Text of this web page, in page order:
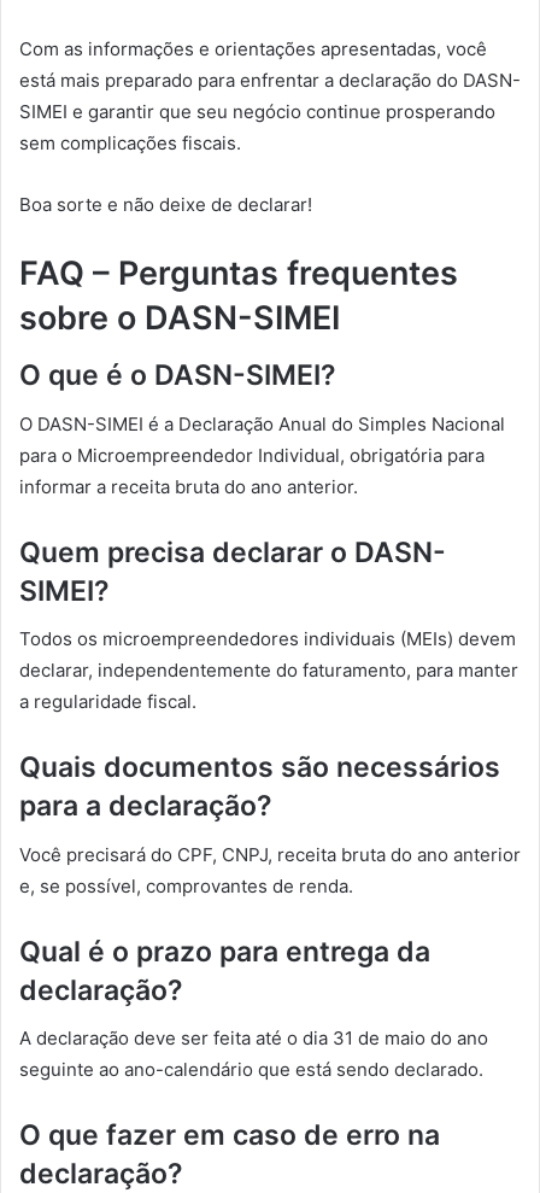
Com as informações e orientações apresentadas, você
está mais preparado para enfrentar a declaração do DASN-
SIMEI e garantir que seu negócio continue prosperando
sem complicações fiscais.
Boa sorte e não deixe de declarar!
FAQ – Perguntas frequentes
sobre o DASN-SIMEI
O que é o DASN-SIMEI?
O DASN-SIMEI é a Declaração Anual do Simples Nacional
para o Microempreendedor Individual, obrigatória para
informar a receita bruta do ano anterior.
Quem precisa declarar o DASN-
SIMEI?
Todos os microempreendedores individuais (MEIs) devem
declarar, independentemente do faturamento, para manter
a regularidade fiscal.
Quais documentos são necessários
para a declaração?
Você precisará do CPF, CNPJ, receita bruta do ano anterior
e, se possível, comprovantes de renda.
Qual é o prazo para entrega da
declaração?
A declaração deve ser feita até o dia 31 de maio do ano
seguinte ao ano-calendário que está sendo declarado.
O que fazer em caso de erro na
declaração?